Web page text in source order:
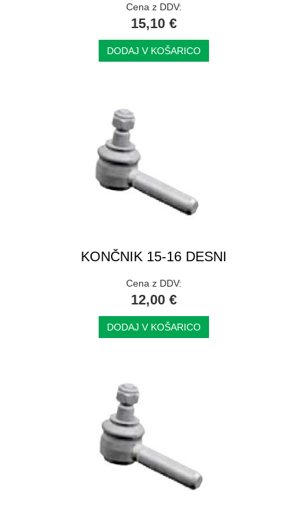
Cena z DDV:
15,10 €
DODAJ V KOŠARICO
KONČNIK 15-16 DESNI
Cena z DDV:
12,00 €
DODAJ V KOŠARICO